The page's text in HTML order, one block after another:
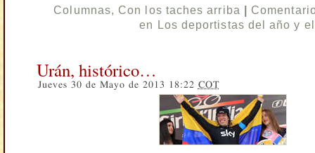
Columnas, Con los taches arriba
en Los deportistas del año y
Urán, histórico…
Jueves 30 de Mayo de 2013 18:22 COT